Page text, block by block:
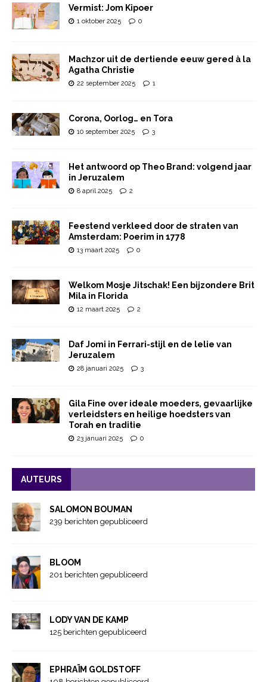
Vermist: Jom Kipoer
1 oktober 2025 0
Machzor uit de dertiende eeuw gered à la
Agatha Christie
22 september 2025 1
Corona, Oorlog… en Tora
10 september 2025 3
Het antwoord op Theo Brand: volgend jaar
in Jeruzalem
8 april 2025 2
Feestend verkleed door de straten van
Amsterdam: Poerim in 1778
13 maart 2025 0
Welkom Mosje Jitschak! Een bijzondere Brit
Mila in Florida
12 maart 2025 2
Daf Jomi in Ferrari-stijl en de lelie van
Jeruzalem
28 januari 2025 3
Gila Fine over ideale moeders, gevaarlijke
verleidsters en heilige hoedsters van
Torah en traditie
23 januari 2025 0
AUTEURS
SALOMON BOUMAN
239 berichten gepubliceerd
BLOOM
201 berichten gepubliceerd
LODY VAN DE KAMP
125 berichten gepubliceerd
EPHRAÏM GOLDSTOFF